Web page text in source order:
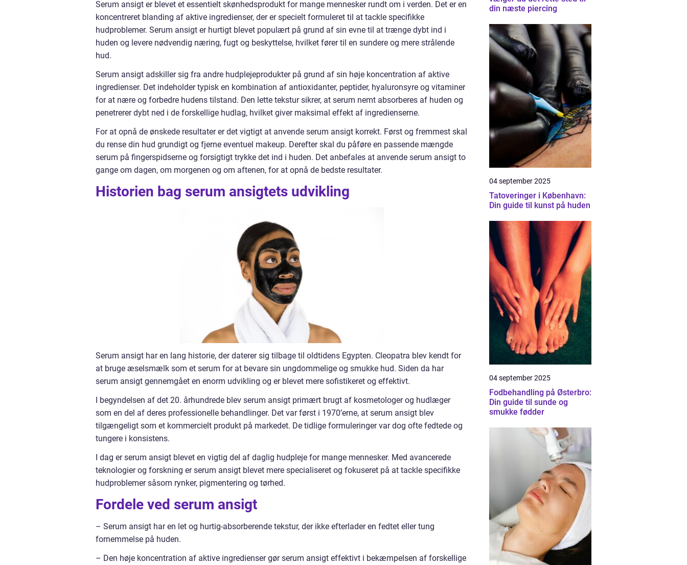
Serum ansigt er blevet et essentielt skønhedsprodukt for mange mennesker rundt om i verden. Det er en
koncentreret blanding af aktive ingredienser, der er specielt formuleret til at tackle specifikke
hudproblemer. Serum ansigt er hurtigt blevet populært på grund af sin evne til at trænge dybt ind i
huden og levere nødvendig næring, fugt og beskyttelse, hvilket fører til en sundere og mere strålende
hud.
Serum ansigt adskiller sig fra andre hudplejeprodukter på grund af sin høje koncentration af aktive
ingredienser. Det indeholder typisk en kombination af antioxidanter, peptider, hyaluronsyre og vitaminer
for at nære og forbedre hudens tilstand. Den lette tekstur sikrer, at serum nemt absorberes af huden og
penetrerer dybt ned i de forskellige hudlag, hvilket giver maksimal effekt af ingredienserne.
For at opnå de ønskede resultater er det vigtigt at anvende serum ansigt korrekt. Først og fremmest skal
du rense din hud grundigt og fjerne eventuel makeup. Derefter skal du påføre en passende mængde
serum på fingerspidserne og forsigtigt trykke det ind i huden. Det anbefales at anvende serum ansigt to
gange om dagen, om morgenen og om aftenen, for at opnå de bedste resultater.
Historien bag serum ansigtets udvikling
Serum ansigt har en lang historie, der daterer sig tilbage til oldtidens Egypten. Cleopatra blev kendt for
at bruge æselsmælk som et serum for at bevare sin ungdommelige og smukke hud. Siden da har
serum ansigt gennemgået en enorm udvikling og er blevet mere sofistikeret og effektivt.
I begyndelsen af det 20. århundrede blev serum ansigt primært brugt af kosmetologer og hudlæger
som en del af deres professionelle behandlinger. Det var først i 1970’erne, at serum ansigt blev
tilgængeligt som et kommercielt produkt på markedet. De tidlige formuleringer var dog ofte fedtede og
tungere i konsistens.
I dag er serum ansigt blevet en vigtig del af daglig hudpleje for mange mennesker. Med avancerede
teknologier og forskning er serum ansigt blevet mere specialiseret og fokuseret på at tackle specifikke
hudproblemer såsom rynker, pigmentering og tørhed.
Fordele ved serum ansigt
– Serum ansigt har en let og hurtig-absorberende tekstur, der ikke efterlader en fedtet eller tung
fornemmelse på huden.
– Den høje koncentration af aktive ingredienser gør serum ansigt effektivt i bekæmpelsen af forskellige
din næste piercing
04 september 2025
Tatoveringer i København:
Din guide til kunst på huden
04 september 2025
Fodbehandling på Østerbro:
Din guide til sunde og
smukke fødder